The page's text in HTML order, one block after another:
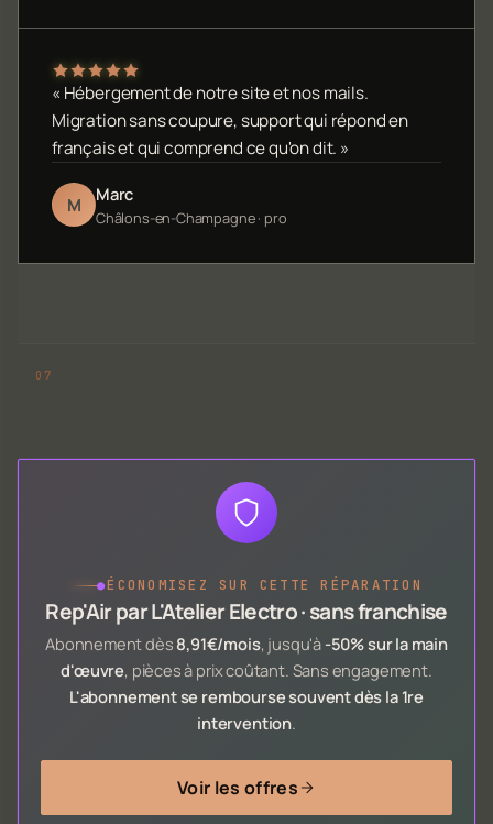
« Hébergement de notre site et nos mails.
Migration sans coupure, support qui répond en
français et qui comprend ce qu'on dit. »
M Marc
Châlons-en-Champagne · pro
●ÉCONOMISEZ SUR CETTE RÉPARATION
Rep'Air par L'Atelier Electro · sans franchise
Abonnement dès 8,91€/mois, jusqu'à -50% sur la main
d'œuvre, pièces à prix coûtant. Sans engagement.
L'abonnement se rembourse souvent dès la 1re
intervention.
Voir les offres